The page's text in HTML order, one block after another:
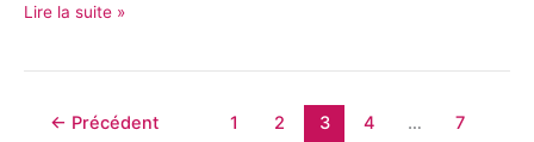
village
Lire la suite »
← Précédent 1 2 3 4 …
7